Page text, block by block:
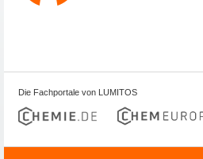
Die Fachportale von LUMITOS